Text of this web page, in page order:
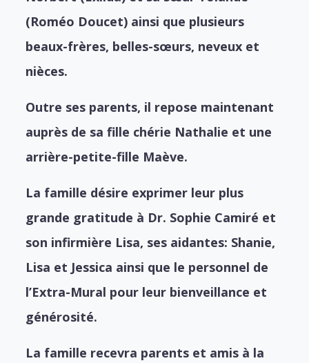
(Roméo Doucet) ainsi que plusieurs
beaux-frères, belles-sœurs, neveux et
nièces.
Outre ses parents, il repose maintenant
auprès de sa fille chérie Nathalie et une
arrière-petite-fille Maève.
La famille désire exprimer leur plus
grande gratitude à Dr. Sophie Camiré et
son infirmière Lisa, ses aidantes: Shanie,
Lisa et Jessica ainsi que le personnel de
l’Extra-Mural pour leur bienveillance et
générosité.
La famille recevra parents et amis à la